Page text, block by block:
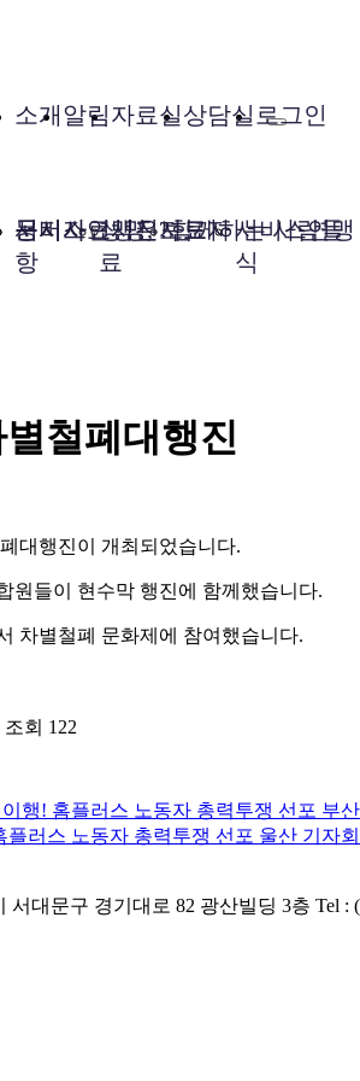
소개
서비스연맹은?함께하는 사람들
알림
공지사
항
성명, 보도자
료
서비스연맹
식
자료실
문서자료사진자료
상담실 로그인
철폐대행진
대행진이 개최되었습니다.
원들이 현수막 행진에 함께했습니다.
차별철폐 문화제에 참여했습니다.
조회 122
행! 홈플러스 노동자 총력투쟁 선포 부
러스 노동자 총력투쟁 선포 울산 기자
문구 경기대로 82 광산빌딩 3층 Tel :